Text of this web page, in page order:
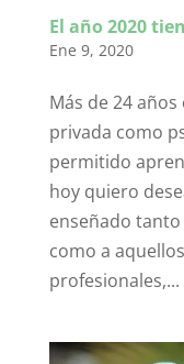
El año 2020
Ene 9, 2020
Más de 24
privada como
permitido
hoy quiero
enseñado
como a
profesionales,...